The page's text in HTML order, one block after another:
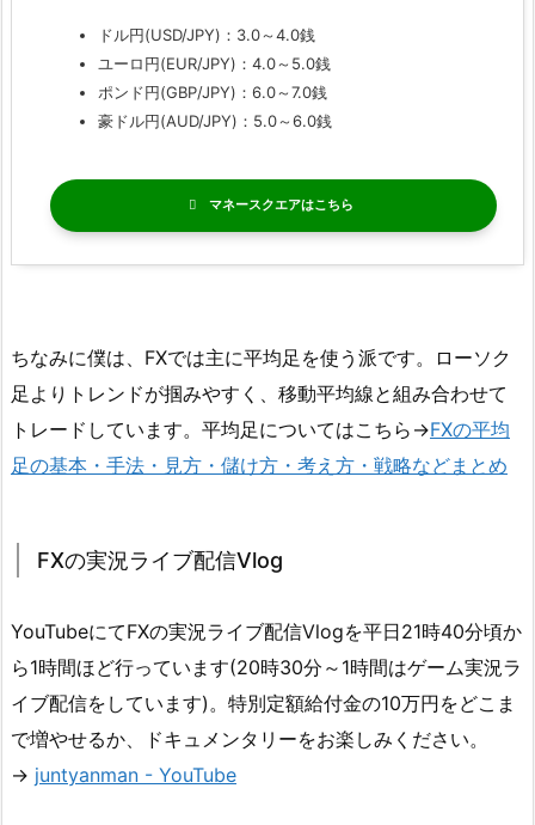
ドル円(USD/JPY)：3.0～4.0銭
ユーロ円(EUR/JPY)：4.0～5.0銭
ポンド円(GBP/JPY)：6.0～7.0銭
豪ドル円(AUD/JPY)：5.0～6.0銭
マネースクエア
ちなみに僕は、FXでは主に平均足を使う派です。ローソク
足よりトレンドが掴みやすく、移動平均線と組み合わせて
トレードしています。平均足についてはこちら→FXの平均
足の基本・手法・見方・儲け方・考え方・戦略などまとめ
FXの実況ライブ配信Vlog
YouTubeにてFXの実況ライブ配信Vlogを平日21時40分頃か
ら1時間ほど行っています(20時30分～1時間はゲーム実況ラ
イブ配信をしています)。特別定額給付金の10万円をどこま
で増やせるか、ドキュメンタリーをお楽しみください。
→ juntyanman - YouTube